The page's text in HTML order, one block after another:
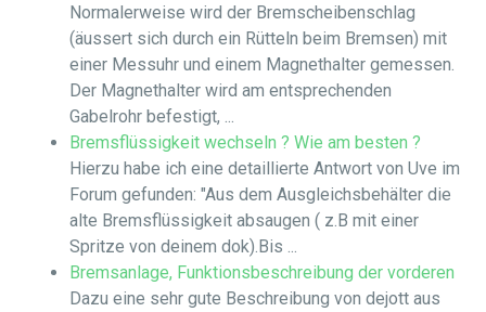
Normalerweise wird der Bremscheibenschlag
(äussert sich durch ein Rütteln beim Bremsen) mit
einer Messuhr und einem Magnethalter gemessen.
Der Magnethalter wird am entsprechenden
Gabelrohr befestigt, ...
Bremsflüssigkeit wechseln ? Wie am besten ?
Hierzu habe ich eine detaillierte Antwort von Uve im
Forum gefunden: "Aus dem Ausgleichsbehälter die
alte Bremsflüssigkeit absaugen ( z.B mit einer
Spritze von deinem dok).Bis ...
Bremsanlage, Funktionsbeschreibung der vorderen
Dazu eine sehr gute Beschreibung von dejott aus